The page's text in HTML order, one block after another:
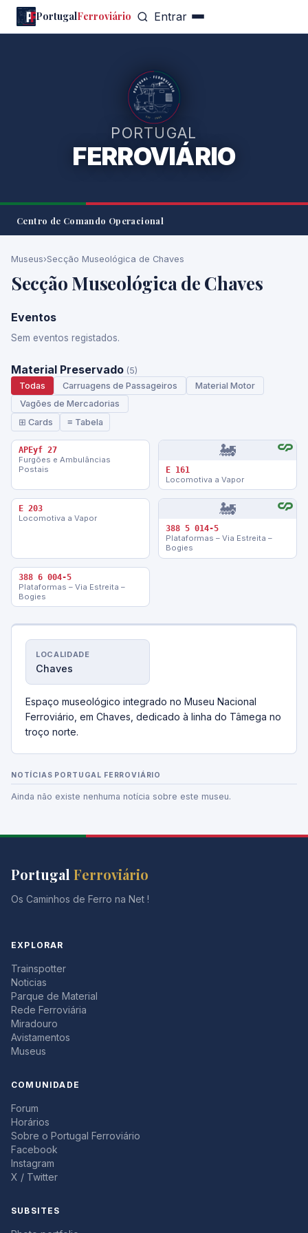
PortugalFerroviário Entrar
PORTUGAL
FERROVIÁRIO
Centro de Comando Operacional
Museus›Secção Museológica de Chaves
Secção Museológica de Chaves
Eventos
Sem eventos registados.
Material Preservado (5)
Todas
Carruagens de Passageiros
Material Motor
Vagões de Mercadorias
⊞ Cards
≡ Tabela
APEyf 27
Furgões e Ambulâncias
Postais
🚂
E 161
Locomotiva a Vapor
E 203
Locomotiva a Vapor
🚂
388 5 014-5
Plataformas – Via Estreita –
Bogies
388 6 004-5
Plataformas – Via Estreita –
Bogies
LOCALIDADE
Chaves
Espaço museológico integrado no Museu Nacional
Ferroviário, em Chaves, dedicado à linha do Tâmega no
troço norte.
NOTÍCIAS PORTUGAL FERROVIÁRIO
Ainda não existe nenhuma notícia sobre este museu.
Portugal Ferroviário
Os Caminhos de Ferro na Net !
EXPLORAR
Trainspotter
Noticias
Parque de Material
Rede Ferroviária
Miradouro
Avistamentos
Museus
COMUNIDADE
Forum
Horários
Sobre o Portugal Ferroviário
Facebook
Instagram
X / Twitter
SUBSITES